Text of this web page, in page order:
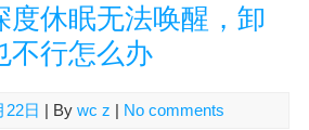
度休眠无法唤醒，卸
不行怎么办
22日 | By wc z | No comments